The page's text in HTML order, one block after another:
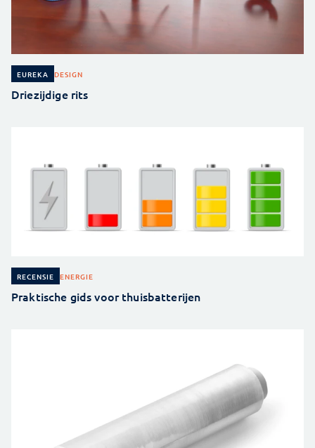
EUREKA DESIGN
Driezijdige rits
RECENSIE ENERGIE
Praktische gids voor thuisbatterijen